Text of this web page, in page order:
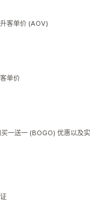
客单价 (AOV)
单价
一送一 (BOGO) 优惠以及实